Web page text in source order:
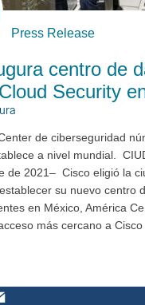
Press Release
centro de
Security
de ciberseguridad
a nivel mundial.
de 2021– Cisco eligió la
su nuevo centro
en México, América
más cercano a